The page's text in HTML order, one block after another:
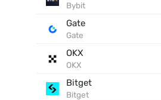
Bybit
Gate
Gate
OKX
OKX
Bitget
Bitget